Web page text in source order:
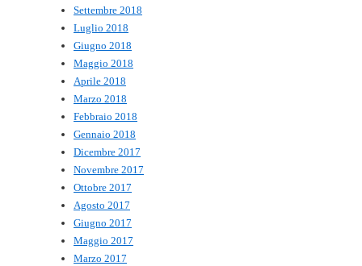
Settembre 2018
Luglio 2018
Giugno 2018
Maggio 2018
Aprile 2018
Marzo 2018
Febbraio 2018
Gennaio 2018
Dicembre 2017
Novembre 2017
Ottobre 2017
Agosto 2017
Giugno 2017
Maggio 2017
Marzo 2017